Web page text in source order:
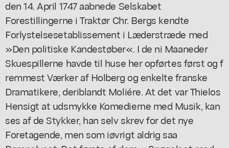
den 14. April 1747 aabnede Selskabet
Forestillingerne i Traktør Chr. Bergs kendte
Forlystelsesetablissement i Læderstræde med
»Den politiske Kandestøber«. I de ni Maaneder
Skuespillerne havde til huse her opførtes først og f
remmest Værker af Holberg og enkelte franske
Dramatikere, deriblandt Moliére. At det var Thielos
Hensigt at udsmykke Komedierne med Musik, kan
ses af de Stykker, han selv skrev for det nye
Foretagende, men som iøvrigt aldrig saa